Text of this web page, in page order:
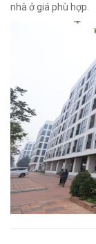
nhà ở giá phù hợp.